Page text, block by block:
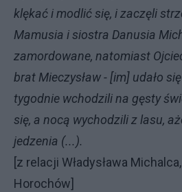
klękać i modlić się, i zaczęli
Mamusia i siostra Danusia
zamordowane, natomiast
brat Mieczysław - [im] udało
tygodnie wchodzili na gęsty
się, a nocą wychodzili z lasu,
jedzenia (...).
[z relacji Władysława
Horochów]